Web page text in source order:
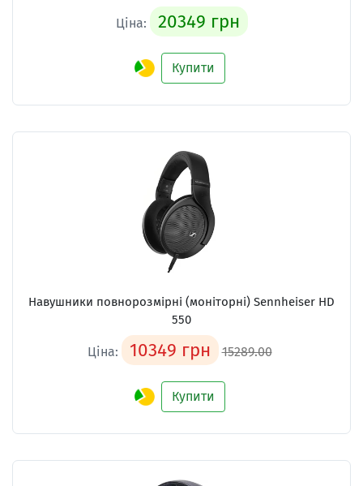
Ціна: 20349 грн
Купити
Навушники повнорозмірні (моніторні) Sennheiser HD
550
Ціна: 10349 грн 15289.00
Купити